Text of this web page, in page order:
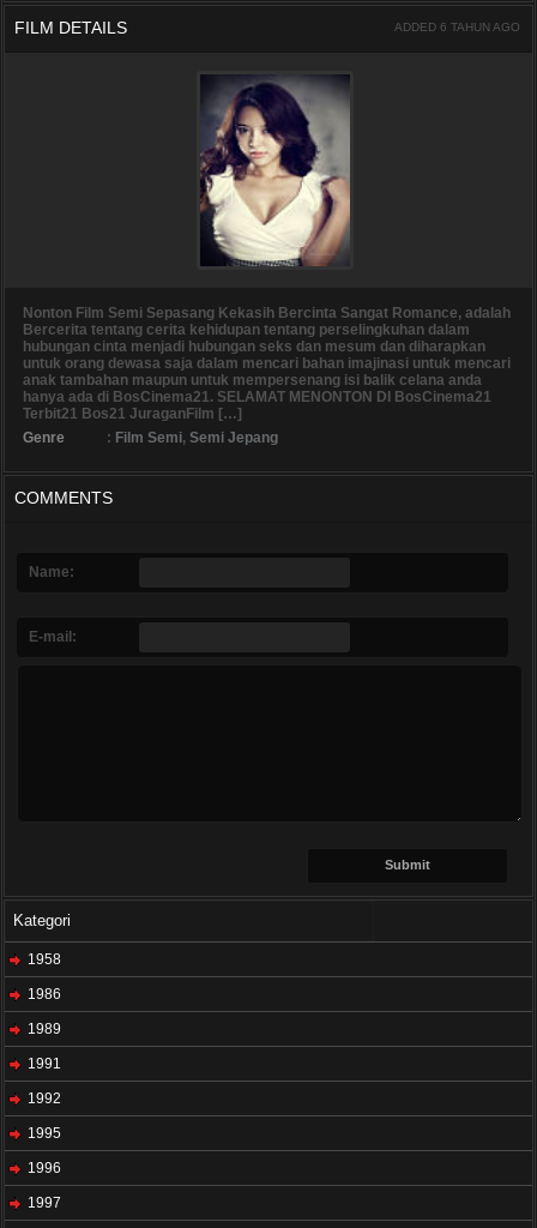
FILM DETAILS ADDED 6 TAHUN AGO
Nonton Film Semi Sepasang Kekasih Bercinta Sangat Romance, adalah
Bercerita tentang cerita kehidupan tentang perselingkuhan dalam
hubungan cinta menjadi hubungan seks dan mesum dan diharapkan
untuk orang dewasa saja dalam mencari bahan imajinasi untuk mencari
anak tambahan maupun untuk mempersenang isi balik celana anda
hanya ada di BosCinema21. SELAMAT MENONTON DI BosCinema21
Terbit21 Bos21 JuraganFilm […]
Genre
: Film Semi, Semi Jepang
COMMENTS
Name:
E-mail:
Kategori
1958
1986
1989
1991
1992
1995
1996
1997